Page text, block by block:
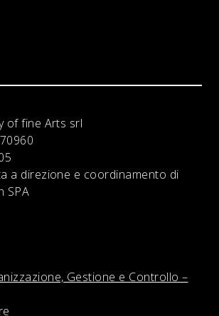
of fine Arts srl
a direzione e coordinamento di
SPA
Gestione e Controllo –